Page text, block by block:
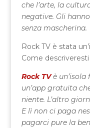
che l’arte, la
negative. Gli
senza mascherina.
Rock TV è stata
Come
Rock TVè un’isola
un’app gratuita
niente. L’altro
E lì non ci paga
pagarci pure la